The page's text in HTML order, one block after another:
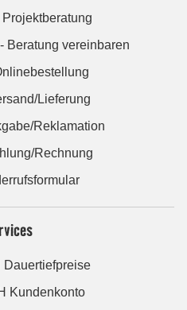
Beratung vereinbaren
Lieferung
Reklamation
Rechnung
Dauertiefpreise
Kundenkonto